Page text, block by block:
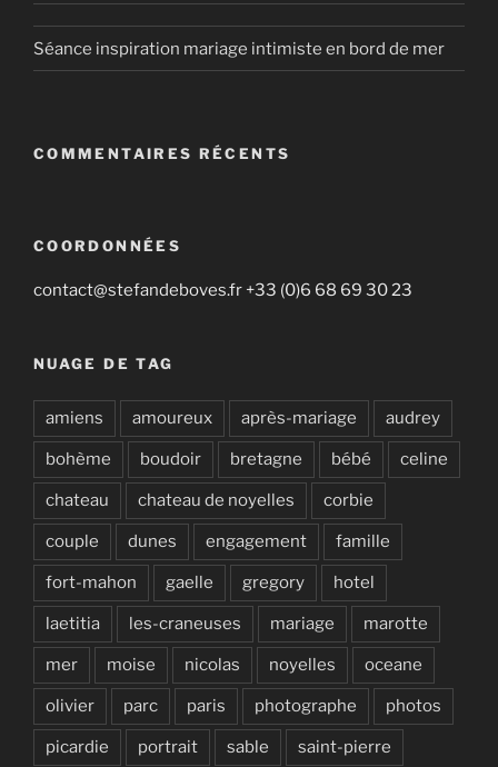
Séance inspiration mariage intimiste en bord de mer
COMMENTAIRES RÉCENTS
COORDONNÉES
contact@stefandeboves.fr +33 (0)6 68 69 30 23
NUAGE DE TAG
amiens amoureux après-mariage audrey
bohème boudoir bretagne bébé celine
chateau chateau de noyelles corbie
couple dunes engagement famille
fort-mahon gaelle gregory hotel
laetitia les-craneuses mariage marotte
mer moise nicolas noyelles oceane
olivier parc paris photographe photos
picardie portrait sable saint-pierre